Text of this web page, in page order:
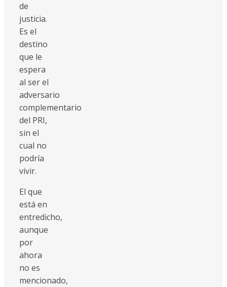
de
justicia.
Es el
destino
que le
espera
al ser el
adversario
complementario
del PRI,
sin el
cual no
podría
vivir.
El que
está en
entredicho,
aunque
por
ahora
no es
mencionado,